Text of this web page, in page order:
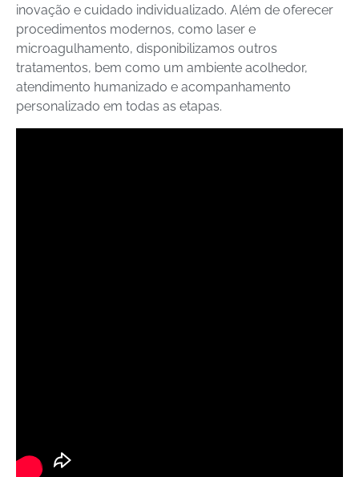
inovação e cuidado individualizado. Além de oferecer
procedimentos modernos, como laser e
microagulhamento, disponibilizamos outros
tratamentos, bem como um ambiente acolhedor,
atendimento humanizado e acompanhamento
personalizado em todas as etapas.